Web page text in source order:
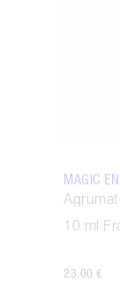
MAGIC
10 ml
23,00 €